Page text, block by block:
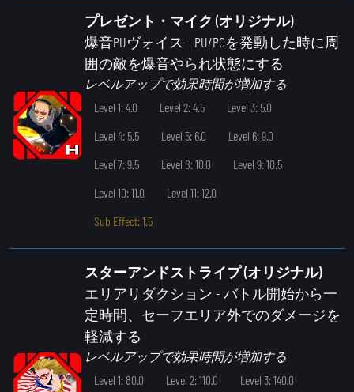
プレゼント・マイク (オリジナル)
爆音PUヴォイス - PU/PCを発動した時に周
囲の敵を爆音やられ状態にする
レベルアップで効果時間が増加する
Level 1: 4.0
Level 2: 4.5
Level 3: 5.0
Level 4: 5.5
Level 5: 6.0
Level 6: 9.0
Level 7: 9.5
Level 8: 10.0
Level 9: 10.5
Level 10: 11.0
Level 11: 12.0
Sub Effect: 1.5
スターアンドストライプ (オリジナル)
エリアリダクション - バトル開始から一
定時間、セーフエリア外でのダメージを
軽減する
レベルアップで効果時間が増加する
Level 1: 80.0
Level 2: 110.0
Level 3: 140.0